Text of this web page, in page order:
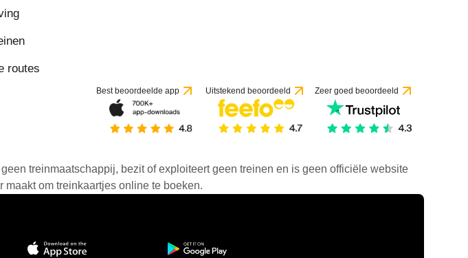
routes
Best beoordeelde app Uitstekend beoordeeld Zeer goed beoordeeld
treinmaatschappij, bezit of exploiteert geen treinen en is geen officiële website
om treinkaartjes online te boeken.